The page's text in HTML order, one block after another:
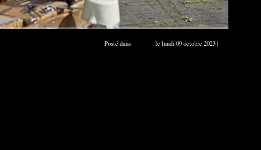
Posté dans le lundi 09 octobre 2023 |